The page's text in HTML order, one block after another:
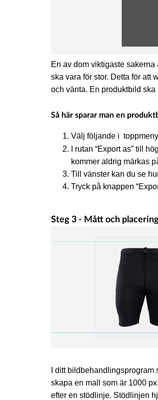
En av dom viktigaste
ska vara för stor. Detta för att
och vänta. En produktbild
Så här sparar man en
Välj följande i
I rutan “Export as” till
kommer aldrig märkas
Till vänster kan du se
Tryck på knappen
Steg 3 - Mått och
I ditt
skapa en mall som är 1000
efter en stödlinje. Stödlinjen